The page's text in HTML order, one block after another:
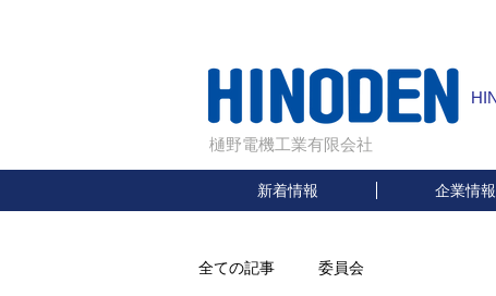
樋野電機工業有限会社
新着情報 企業情報
全ての記事 委員会